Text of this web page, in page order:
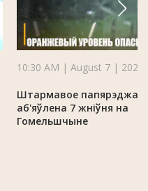
10:30 AM | August 7 | 2026
Штармавое
аб'яўлена 7 жніўня на
Гомельшчыне